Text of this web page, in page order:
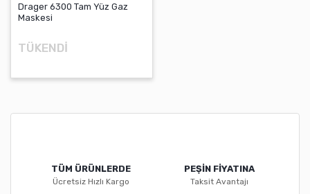
Drager 6300 Tam Yüz Gaz
Maskesi
TÜKENDİ
TÜM ÜRÜNLERDE
Ücretsiz Hızlı Kargo
PEŞİN FİYATINA
Taksit Avantajı